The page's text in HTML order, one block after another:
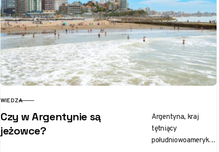
KATEGORIA
WIEDZA
Czy w Argentynie są
jeżowce?
Argentyna, kraj
tętniący
południowoamerykań